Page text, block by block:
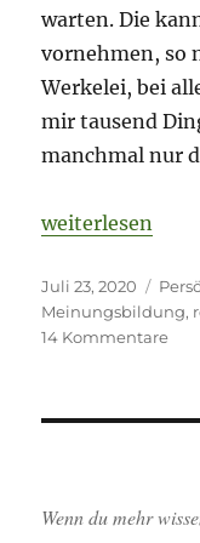
warten. Die
vornehmen, so
Werkelei, bei
mir tausend
manchmal nur
„Allerlei
weiterlesen
Veröffentlicht
am
Juli 23, 2020
Meinungsbildung,
14 Kommentarezu
Wenn du mehr